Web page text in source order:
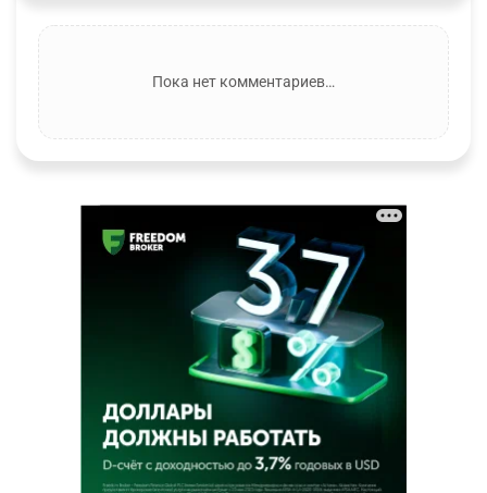
Пока нет комментариев…